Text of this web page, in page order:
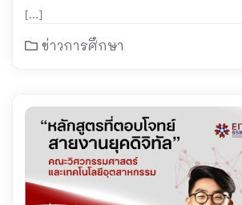
วิศวกรรมศาสตร์และเทคโนโลยี
อุตสาหกรรม
[…]
ข่าวการศึกษา